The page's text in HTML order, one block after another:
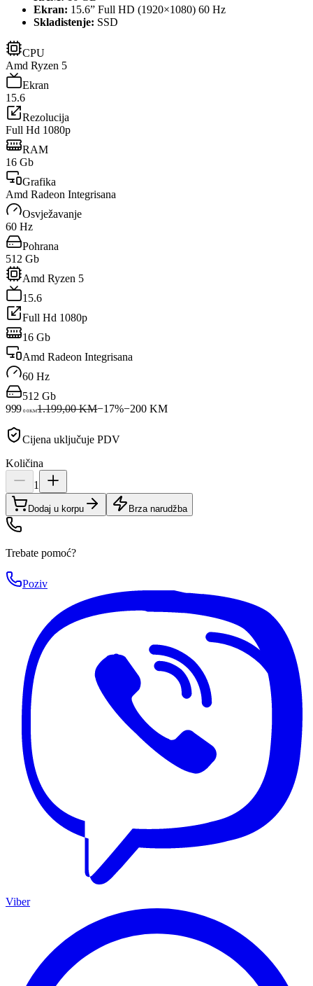
Ekran: 15.6” Full HD (1920×1080) 60 Hz
Skladistenje: SSD
CPU
Amd Ryzen 5
Ekran
15.6
Rezolucija
Full Hd 1080p
RAM
16 Gb
Grafika
Amd Radeon Integrisana
Osvježavanje
60 Hz
Pohrana
512 Gb
Amd Ryzen 5
15.6
Full Hd 1080p
16 Gb
Amd Radeon Integrisana
60 Hz
512 Gb
999 00KM1.199,00 KM−17%−200 KM
Cijena uključuje PDV
Količina
1
Dodaj u korpu Brza narudžba
Trebate pomoć?
Poziv
Viber